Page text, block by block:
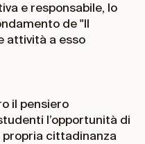
e responsabile, lo
de "Il
attività a esso
il pensiero
l’opportunità di
propria cittadinanza